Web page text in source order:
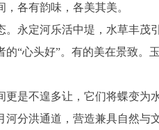
各有韵味，各美其美。
定河乐活中堤，水草丰茂引
的“心头好”。有的美在景致。
不遑多让，它们将蝶变为水
河分洪通道，营造兼具自然与